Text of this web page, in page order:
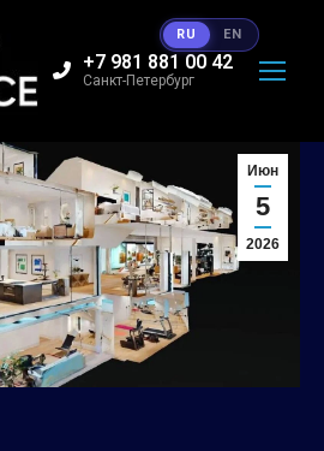
+7 981 881 00 42
Санкт-Петербург
Июн
5
2026
RU EN